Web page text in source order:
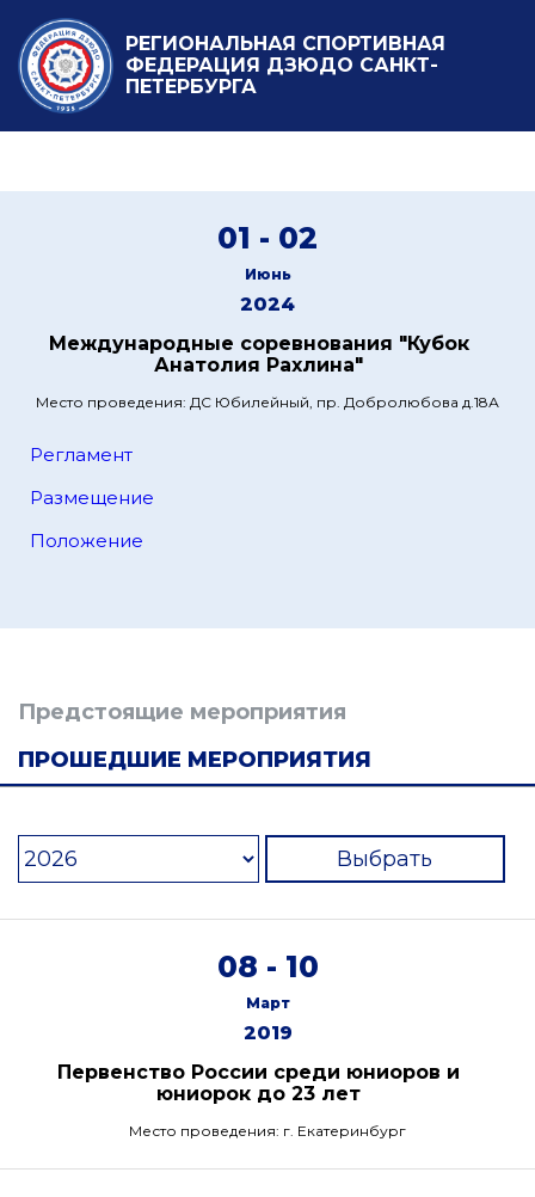
РЕГИОНАЛЬНАЯ СПОРТИВНАЯ
ФЕДЕРАЦИЯ ДЗЮДО САНКТ-
ПЕТЕРБУРГА
01 - 02
Июнь
2024
Международные соревнования "Кубок
Анатолия Рахлина"
Место проведения: ДС Юбилейный, пр. Добролюбова д.18А
Регламент
Размещение
Положение
Предстоящие мероприятия
ПРОШЕДШИЕ МЕРОПРИЯТИЯ
Выбрать
08 - 10
Март
2019
Первенство России среди юниоров и
юниорок до 23 лет
Место проведения: г. Екатеринбург